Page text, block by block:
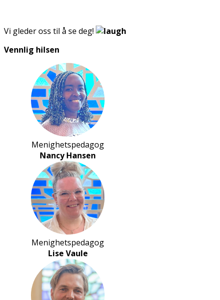
Vi gleder oss til å se deg!
Vennlig hilsen
Menighetspedagog
Nancy Hansen
Menighetspedagog
Lise Vaule